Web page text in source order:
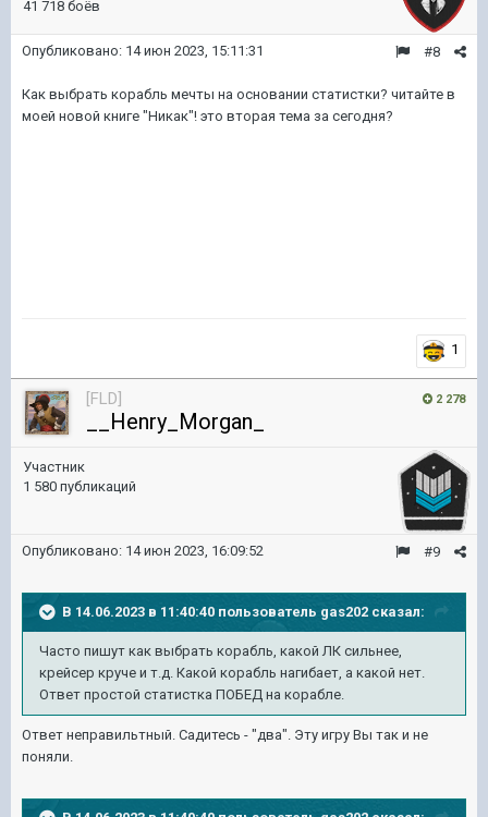
41 718 боёв
#8
Опубликовано: 14 июн 2023, 15:11:31
Как выбрать корабль мечты на основании статистки? читайте в
моей новой книге "Никак"! это вторая тема за сегодня?
1
2 278
[FLD]
__Henry_Morgan_
Участник
1 580 публикаций
#9
Опубликовано: 14 июн 2023, 16:09:52
В 14.06.2023 в 11:40:40 пользователь gas202 сказал:
Часто пишут как выбрать корабль, какой ЛК сильнее,
крейсер круче и т.д. Какой корабль нагибает, а какой нет.
Ответ простой статистка ПОБЕД на корабле.
Ответ неправильтный. Садитесь - "два". Эту игру Вы так и не
поняли.